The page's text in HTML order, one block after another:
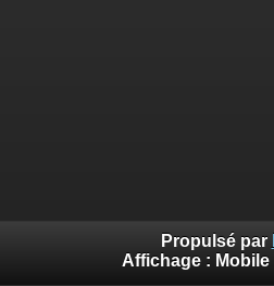
Propulsé par
Affichage : Mobile